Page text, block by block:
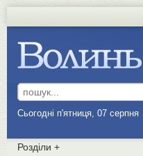
Сьогодні п'ятниця, 07 серпня
Розділи +